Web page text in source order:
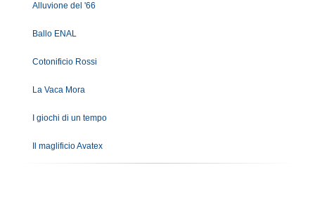
Alluvione del '66
Ballo ENAL
Cotonificio Rossi
La Vaca Mora
I giochi di un tempo
Il maglificio Avatex